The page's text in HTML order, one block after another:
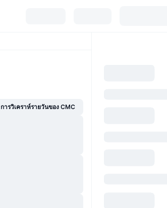
การวิเคราห์รายวันของ CMC